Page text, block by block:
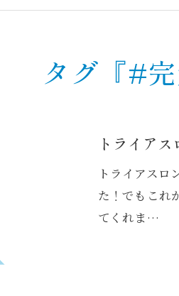
タグ『#
トライア
トライアスロ
た！でもこれ
てくれま…